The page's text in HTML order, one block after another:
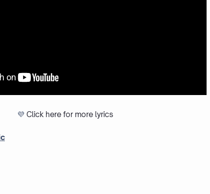
💜 Click here for more lyrics